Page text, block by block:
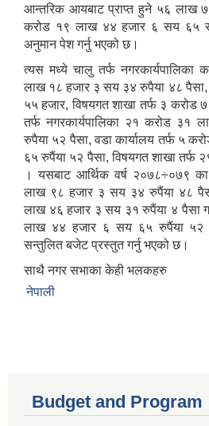
आन्तरिक आयबाट प्राप्त हुने ५६ लाख
करोड १९ लाख ४४ हजार ६ सय ६५
अनुमान पेश गर्नु भएको छ।
त्यस मध्ये चालु तर्फ नगरकार्यपालिका
लाख १८ हजार ३ सय ३४ रुपैया ४८ पैसा,
५५ हजार, विषयगत शाखा तर्फ ३ करोड
तर्फ नगरकार्यपालिका २१ करोड ३१
रुपैया ५२ पैसा, वडा कार्यालय तर्फ ५
६५ रुपैंया ५२ पैसा, विषयगत शाखा तर्फ
। यसबाट आर्थिक वर्ष २०७८÷०७९
लाख ९८ हजार ३ सय ३४ रुपैंया ४८
लाख ४६ हजार ३ सय ३१ रुपैंया ४ पैसा
लाख ४४ हजार ६ सय ६५ रुपैंया ५२
सन्तुलित बजेट प्रस्तुत गर्नु भएको छ।
साथै नगर सभाका केही भलकहरु
नेपाली
Budget and Program